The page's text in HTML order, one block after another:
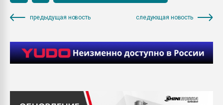
предыдущая новость следующая новость